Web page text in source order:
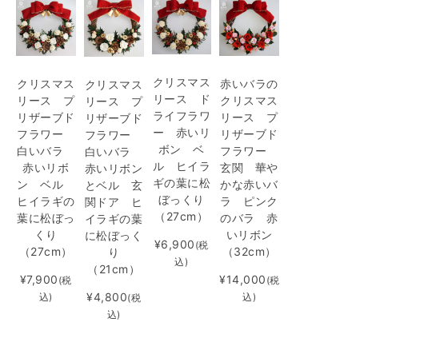
クリスマス
リース プ
リザーブド
フラワー
白いバラ
赤いリボ
ン ベル
ヒイラギの
葉に松ぼっ
くり
（27cm）
¥7,900 (税
込)
クリスマス
リース プ
リザーブド
フラワー
白いバラ
赤いリボン
とベル 玄
関ドア ヒ
イラギの葉
に松ぼっく
り
（21cm）
¥4,800(税
込)
クリスマス
リース ド
ライフラワ
ー 赤いリ
ボン ベ
ル ヒイラ
ギの葉に松
ぼっくり
（27cm）
¥6,900 (税
込)
赤いバラの
クリスマス
リース プ
リザーブド
フラワー
玄関 華や
かな赤いバ
ラ ピンク
のバラ 赤
いリボン
（32cm）
¥14,000 (税
込)